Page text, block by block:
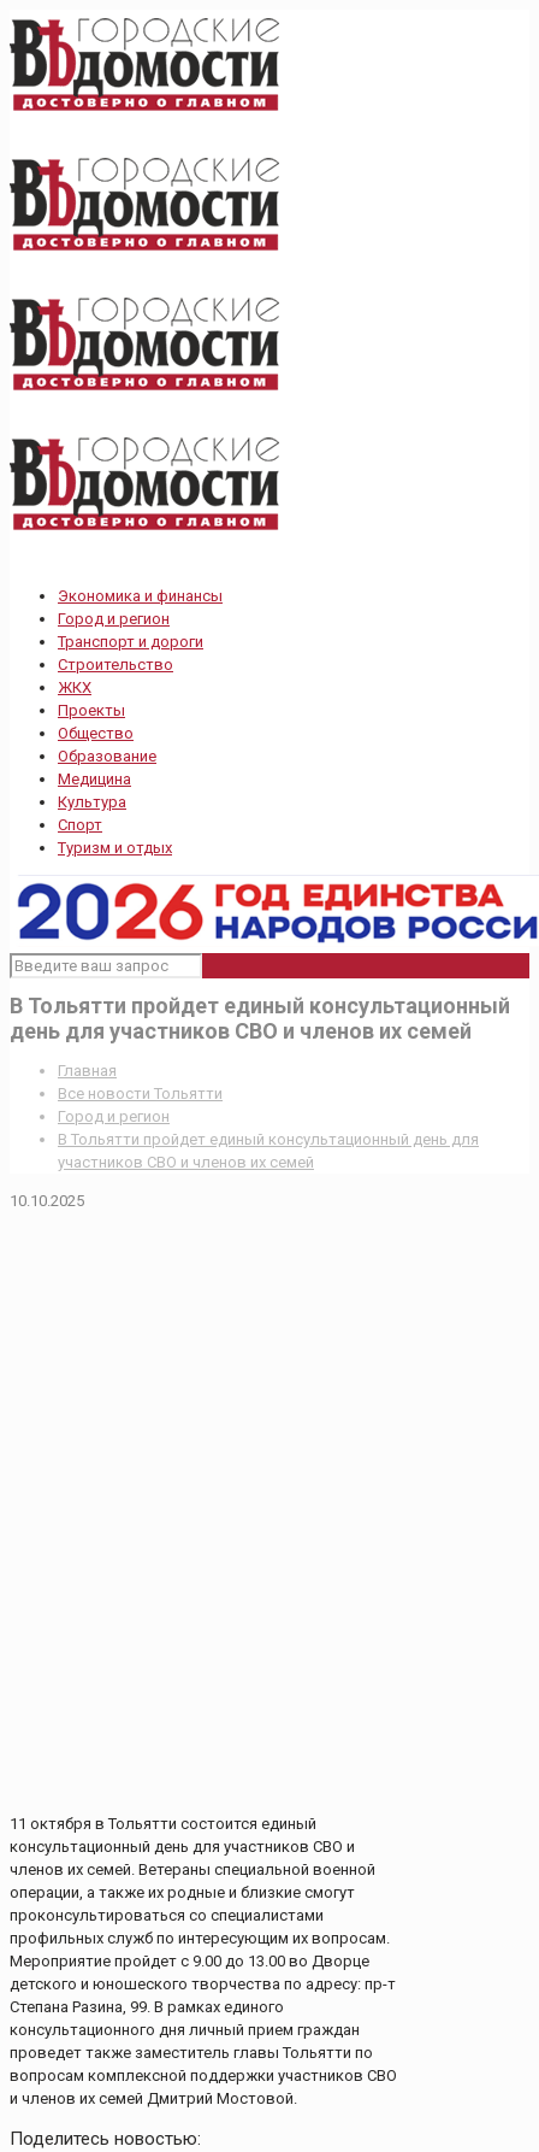
Экономика и финансы
Город и регион
Транспорт и дороги
Строительство
ЖКХ
Проекты
Общество
Образование
Медицина
Культура
Спорт
Туризм и отдых
В Тольятти пройдет единый консультационный
день для участников СВО и членов их семей
Главная
Все новости Тольятти
Город и регион
В Тольятти пройдет единый консультационный день для
участников СВО и членов их семей
10.10.2025
11 октября в Тольятти состоится единый
консультационный день для участников СВО и
членов их семей. Ветераны специальной военной
операции, а также их родные и близкие смогут
проконсультироваться со специалистами
профильных служб по интересующим их вопросам.
Мероприятие пройдет с 9.00 до 13.00 во Дворце
детского и юношеского творчества по адресу: пр-т
Степана Разина, 99. В рамках единого
консультационного дня личный прием граждан
проведет также заместитель главы Тольятти по
вопросам комплексной поддержки участников СВО
и членов их семей Дмитрий Мостовой.
Поделитесь новостью: